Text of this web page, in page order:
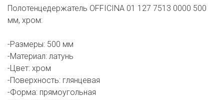
Полотенцедержатель OFFICINA 01 127 7513 0000 500
мм, хром:
-Размеры: 500 мм
-Материал: латунь
-Цвет: хром
-Поверхность: глянцевая
-Форма: прямоугольная